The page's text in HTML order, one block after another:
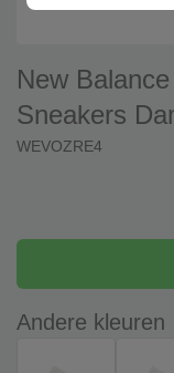
New
Sneakers
WEVOZRE4
Andere kleuren